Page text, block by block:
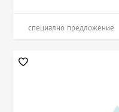
специално предложение